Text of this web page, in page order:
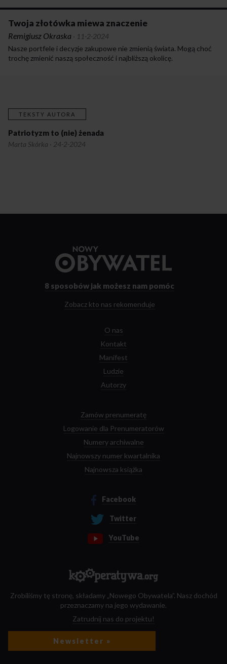
Twoja złotówka miewa znaczenie
Remigiusz Okraska · 11-2-2024
Nasze portfele i decyzje zakupowe nie zmienią świata. Mogą choć
trochę zmienić naszą społeczność i najbliższą okolicę.
TEKSTY AUTORA
Patriotyzm to (nie) żenada
Marta Skórka · 24-2-2024
strony
8 sposobów jak możesz nam pomóc
Zobacz kto nas rekomenduje
O nas
Kontakt
Manifest
Ludzie
Autorzy
Zamów prenumeratę
Logowanie dla Prenumeratorów
Numery archiwalne
Najnowszy numer kwartalnika
Najnowsza książka
Facebook
Twitter
YouTube
Zrobiliśmy tę stronę, składamy „Nowego Obywatela”. Nasz dochód
przeznaczamy na jego wydawanie.
Zatrudnij nas do projektu!
Newsletter »